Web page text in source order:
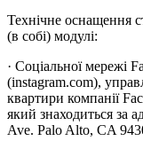
Технічне оснащення
(в собі) модулі:
· Соціальної мережі
(instagram.com),
квартири компанії
який знаходиться за
Ave. Palo Alto, CA